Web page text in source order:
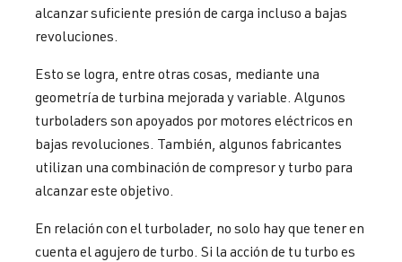
alcanzar suficiente presión de carga incluso a bajas
revoluciones.
Esto se logra, entre otras cosas, mediante una
geometría de turbina mejorada y variable. Algunos
turboladers son apoyados por motores eléctricos en
bajas revoluciones. También, algunos fabricantes
utilizan una combinación de compresor y turbo para
alcanzar este objetivo.
En relación con el turbolader, no solo hay que tener en
cuenta el agujero de turbo. Si la acción de tu turbo es